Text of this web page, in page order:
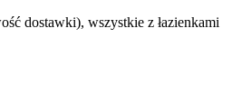
dostawki), wszystkie z łazienkami